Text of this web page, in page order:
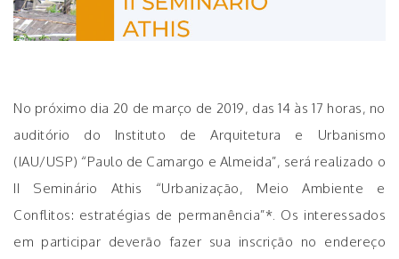
No próximo dia 20 de março de 2019, das 14 às 17 horas, no
auditório do Instituto de Arquitetura e Urbanismo
(IAU/USP) “Paulo de Camargo e Almeida”, será realizado o
II Seminário Athis “Urbanização, Meio Ambiente e
Conflitos: estratégias de permanência”*. Os interessados
em participar deverão fazer sua inscrição no endereço